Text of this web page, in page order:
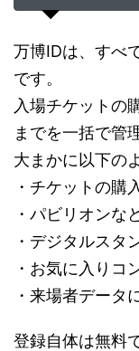
万博IDは、すべ
です。
入場チケットの
までを一括で管
大まかに以下の
・チケットの購
・パビリオンな
・デジタルスタ
・お気に入りコ
・来場者データ
登録自体は無料